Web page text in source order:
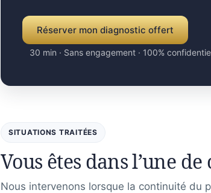
Réserver mon diagnostic offert
30 min · Sans engagement · 100%
SITUATIONS TRAITÉES
Vous êtes dans l’une
Nous intervenons lorsque la continuité du